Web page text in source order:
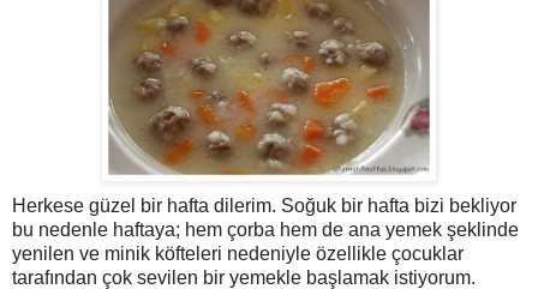
Herkese güzel bir hafta dilerim. Soğuk bir hafta bizi bekliyor
bu nedenle haftaya; hem çorba hem de ana yemek şeklinde
yenilen ve minik köfteleri nedeniyle özellikle çocuklar
tarafından çok sevilen bir yemekle başlamak istiyorum.